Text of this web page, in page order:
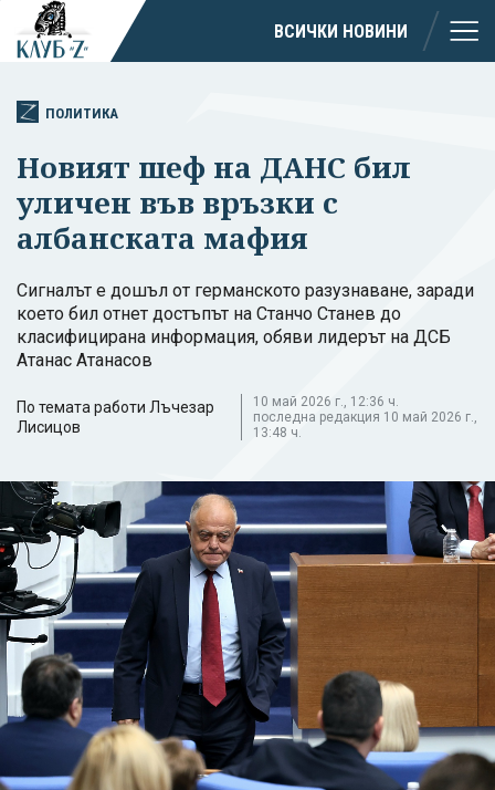
ВСИЧКИ НОВИНИ
ПОЛИТИКА
Новият шеф на ДАНС бил
уличен във връзки с
албанската мафия
Сигналът е дошъл от германското разузнаване, заради
което бил отнет достъпът на Станчо Станев до
класифицирана информация, обяви лидерът на ДСБ
Атанас Атанасов
По темата работи Лъчезар
Лисицов
10 май 2026 г., 12:36 ч.
последна редакция 10 май 2026 г.,
13:48 ч.